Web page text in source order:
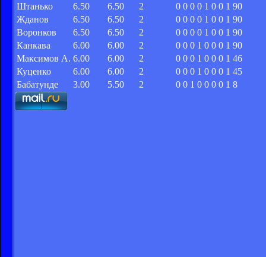
Штанько
6.50 6.50 2 0 0 0 0 1 0 0 1 90
Жданов
6.50 6.50 2 0 0 0 0 1 0 0 1 90
Воронков
6.50 6.50 2 0 0 0 0 1 0 0 1 90
Канкава
6.00 6.00 2 0 0 0 1 0 0 0 1 90
Максимов А. 6.00 6.00 2 0 0 0 1 0 0 0 1 46
Куценко
6.00 6.00 2 0 0 0 1 0 0 0 1 45
Бабатунде
3.00 5.50 2 0 0 1 0 0 0 0 1 8